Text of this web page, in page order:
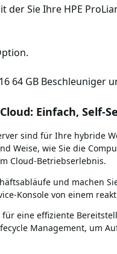
Sie Ihre HPE
64 GB Beschleuniger
Einfach, Self-
sind für Ihre hybride
Weise, wie Sie die
Cloud-Betriebserlebnis.
und machen
Konsole von einem
eine effiziente
Management, um